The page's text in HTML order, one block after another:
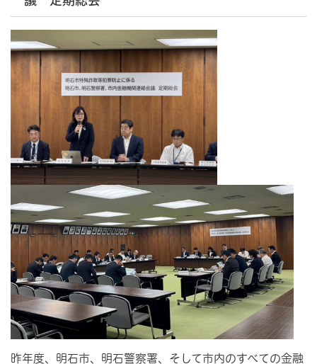
昨年度、明石市、明石警察署、そして市内のすべての金融